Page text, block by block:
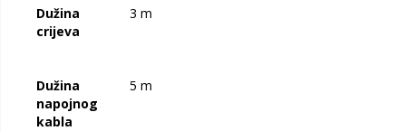
Dužina
crijeva
3 m
Dužina
napojnog
kabla
5 m